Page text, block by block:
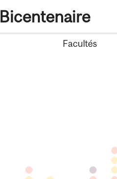
Bicentenaire
Facultés